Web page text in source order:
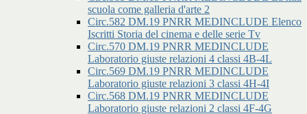
scuola come galleria d'arte 2
Circ.582 DM.19 PNRR MEDINCLUDE Elenco
Iscritti Storia del cinema e delle serie Tv
Circ.570 DM.19 PNRR MEDINCLUDE
Laboratorio giuste relazioni 4 classi 4B-4L
Circ.569 DM.19 PNRR MEDINCLUDE
Laboratorio giuste relazioni 3 classi 4H-4I
Circ.568 DM.19 PNRR MEDINCLUDE
Laboratorio giuste relazioni 2 classi 4F-4G